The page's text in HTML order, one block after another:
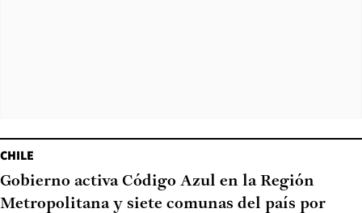
CHILE
Gobierno activa Código Azul en la Región
Metropolitana y siete comunas del país por